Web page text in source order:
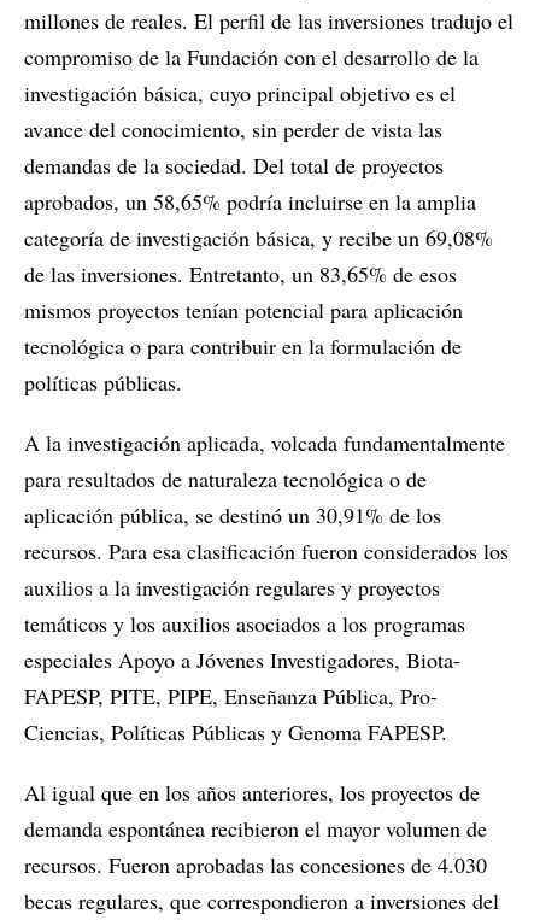
millones de reales. El perfil de las inversiones tradujo el
compromiso de la Fundación con el desarrollo de la
investigación básica, cuyo principal objetivo es el
avance del conocimiento, sin perder de vista las
demandas de la sociedad. Del total de proyectos
aprobados, un 58,65% podría incluirse en la amplia
categoría de investigación básica, y recibe un 69,08%
de las inversiones. Entretanto, un 83,65% de esos
mismos proyectos tenían potencial para aplicación
tecnológica o para contribuir en la formulación de
políticas públicas.
A la investigación aplicada, volcada fundamentalmente
para resultados de naturaleza tecnológica o de
aplicación pública, se destinó un 30,91% de los
recursos. Para esa clasificación fueron considerados los
auxilios a la investigación regulares y proyectos
temáticos y los auxilios asociados a los programas
especiales Apoyo a Jóvenes Investigadores, Biota-
FAPESP, PITE, PIPE, Enseñanza Pública, Pro-
Ciencias, Políticas Públicas y Genoma FAPESP.
Al igual que en los años anteriores, los proyectos de
demanda espontánea recibieron el mayor volumen de
recursos. Fueron aprobadas las concesiones de 4.030
becas regulares, que correspondieron a inversiones del